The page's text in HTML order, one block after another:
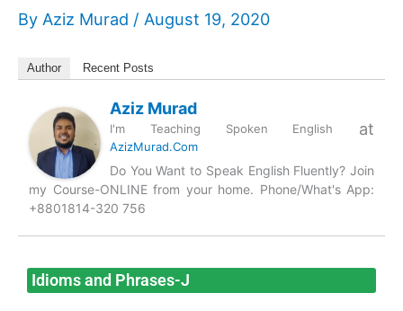
By Aziz Murad / August 19, 2020
Author Recent Posts
Aziz Murad
I'm Teaching Spoken English at
AzizMurad.Com
Do You Want to Speak English Fluently? Join
my Course-ONLINE from your home. Phone/What's App:
+8801814-320 756
Idioms and Phrases-J